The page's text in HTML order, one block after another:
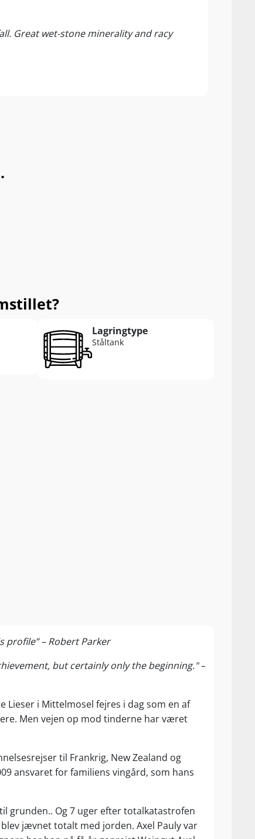
Great wet-stone minerality and racy
Lagringtype
Ståltank
profile” – Robert Parker
but certainly only the beginning." –
Lieser i Mittelmosel fejres i dag som en af
Men vejen op mod tinderne har været
til Frankrig, New Zealand og
ansvaret for familiens vingård, som hans
grunden.. Og 7 uger efter totalkatastrofen
jævnet totalt med jorden. Axel Pauly var